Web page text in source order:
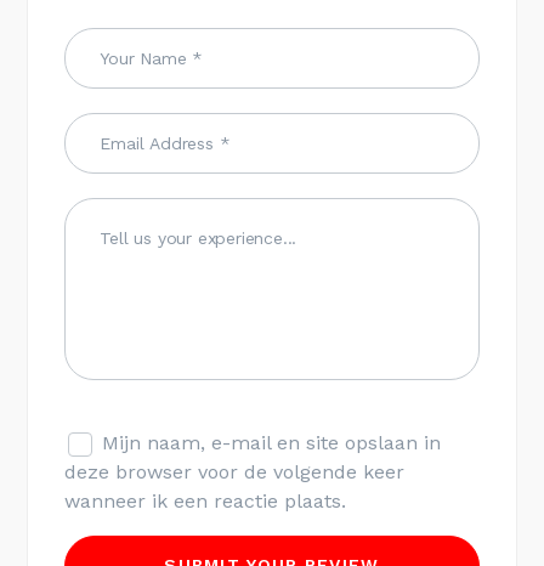
Mijn naam, e-mail en site opslaan in
deze browser voor de volgende keer
wanneer ik een reactie plaats.